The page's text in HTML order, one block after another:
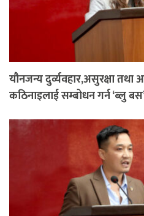
यौनजन्य दुर्व्यवहार,असुरक्षा तथा
कठिनाइलाई सम्बोधन गर्न ‘ब्लु